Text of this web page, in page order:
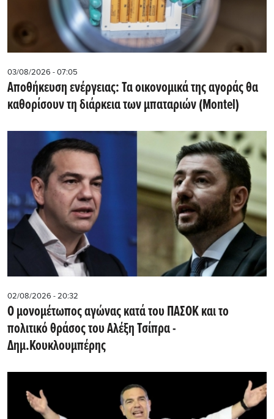
03/08/2026 - 07:05
Αποθήκευση ενέργειας: Τα οικονομικά της αγοράς θα
καθορίσουν τη διάρκεια των μπαταριών (Montel)
02/08/2026 - 20:32
Ο μονομέτωπος αγώνας κατά του ΠΑΣΟΚ και το
πολιτικό θράσος του Αλέξη Τσίπρα -
Δημ.Κουκλουμπέρης